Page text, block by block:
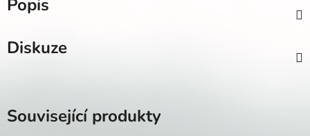
Popis
Diskuze
Související produkty